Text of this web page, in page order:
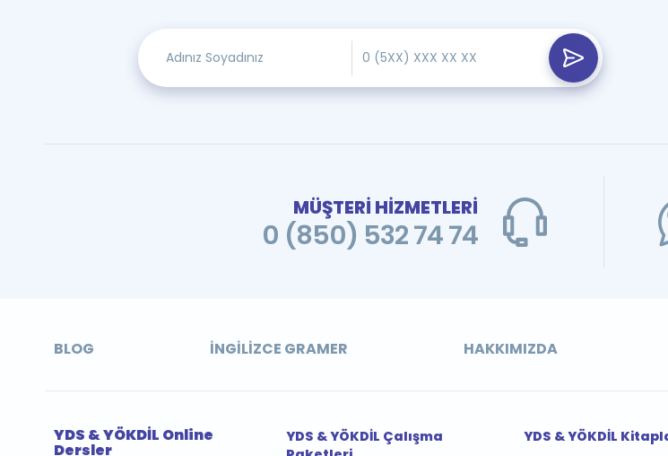
MÜŞTERİ HİZMETLERİ
0 (850) 532 74 74
BLOG İNGILIZCE GRAMER HAKKIMIZDA
YDS & YÖKDİL Online
Dersler
YDS & YÖKDİL Çalışma
YDS & YÖKDİL